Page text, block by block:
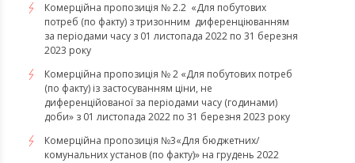
Комерційна пропозиція № 2.2 «Для побутових
потреб (по факту) з тризонним диференціюванням
за періодами часу з 01 листопада 2022 по 31 березня
2023 року
Комерційна пропозиція № 2 «Для побутових потреб
(по факту) із застосуванням ціни, не
диференційованої за періодами часу (годинами)
доби» з 01 листопада 2022 по 31 березня 2023 року
Комерційна пропозиція №3«Для бюджетних/
комунальних установ (по факту)» на грудень 2022